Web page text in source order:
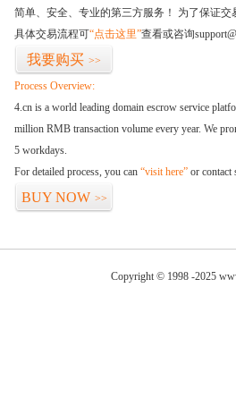
简单、安全、专业的第三方服务！ 为了保证
具体交易流程可“点击这里”查看或咨询
我要购买 >>
Process Overview:
4.cn is a world leading domain escrow service
million RMB transaction volume every year. We
5 workdays.
For detailed process, you can “visit here” or contact
BUY NOW >>
Copyright © 1998 -2025